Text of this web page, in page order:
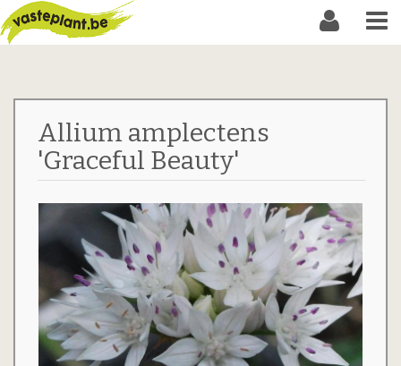
Allium amplectens
'Graceful Beauty'